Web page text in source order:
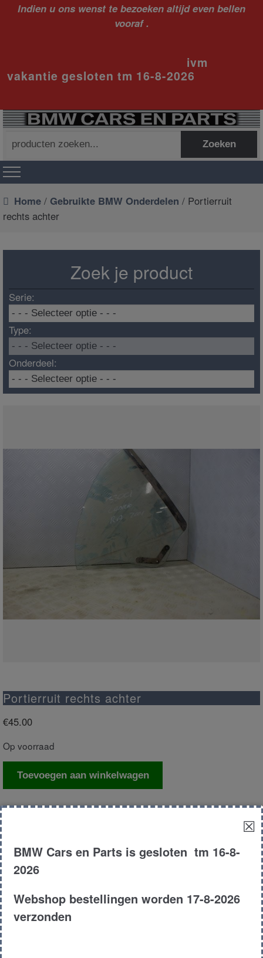
Indien u ons wenst te bezoeken altijd even bellen
vooraf .
ivm
vakantie gesloten tm 16-8-2026
naar:
Zoeken
Home / Gebruikte BMW Onderdelen / Portierruit
rechts achter
Zoek je product
Serie:
Type:
Onderdeel:
Portierruit rechts achter
€45.00
Op voorraad
Portierruit
Toevoegen aan winkelwagen
43518
Model : E46
Type :
☒
BMW Cars en Parts is gesloten tm 16-8-
2026
Webshop bestellingen worden 17-8-2026
verzonden